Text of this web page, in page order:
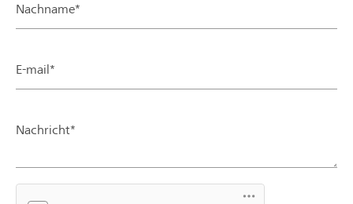
Nachname*
E-mail*
Nachricht*